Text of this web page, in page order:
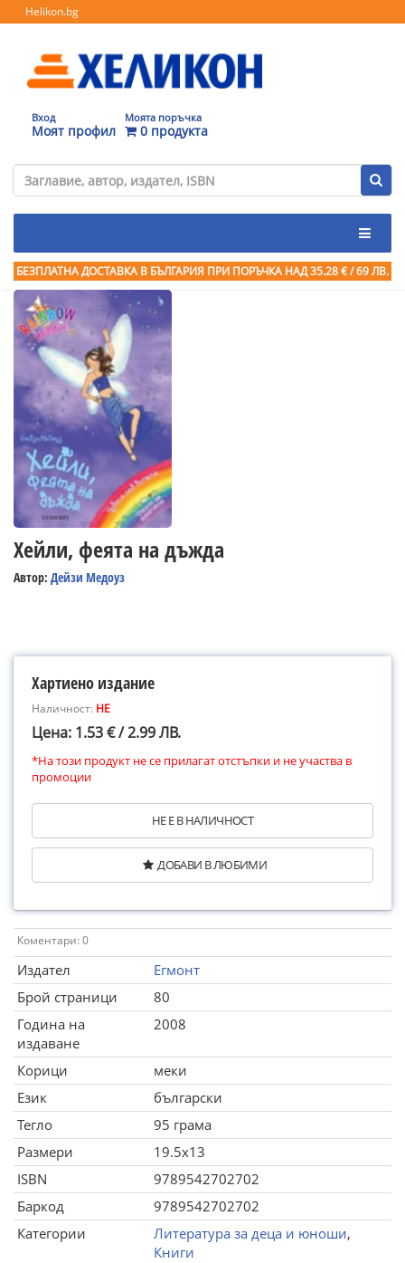
Helikon.bg
Вход
Моят профил
Моята поръчка
0 продукта
БЕЗПЛАТНА ДОСТАВКА В БЪЛГАРИЯ ПРИ ПОРЪЧКА НАД 35.28 € / 69 ЛВ.
Хейли, феята на дъжда
Автор: Дейзи Медоуз
Хартиено издание
Наличност: НЕ
Цена: 1.53 € / 2.99 ЛВ.
*На този продукт не се прилагат отстъпки и не участва в
промоции
НЕ Е В НАЛИЧНОСТ
ДОБАВИ В ЛЮБИМИ
Коментари: 0
Издател
Егмонт
Брой страници
80
Година на
издаване
2008
Корици
меки
Език
български
Тегло
95 грама
Размери
19.5x13
ISBN
9789542702702
Баркод
9789542702702
Категории
Литература за деца и юноши,
Книги